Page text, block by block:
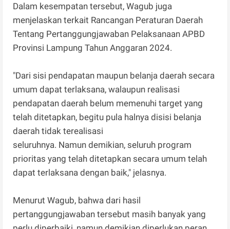
Dalam kesempatan tersebut, Wagub juga
menjelaskan terkait Rancangan Peraturan Daerah
Tentang Pertanggungjawaban Pelaksanaan APBD
Provinsi Lampung Tahun Anggaran 2024.
"Dari sisi pendapatan maupun belanja daerah secara
umum dapat terlaksana, walaupun realisasi
pendapatan daerah belum memenuhi target yang
telah ditetapkan, begitu pula halnya disisi belanja
daerah tidak terealisasi
seluruhnya. Namun demikian, seluruh program
prioritas yang telah ditetapkan secara umum telah
dapat terlaksana dengan baik," jelasnya.
Menurut Wagub, bahwa dari hasil
pertanggungjawaban tersebut masih banyak yang